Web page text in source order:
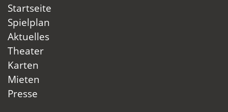
Startseite
Spielplan
Aktuelles
Theater
Karten
Mieten
Presse